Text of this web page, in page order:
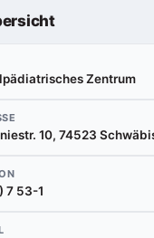
Zentrum
10, 74523
7 53-1